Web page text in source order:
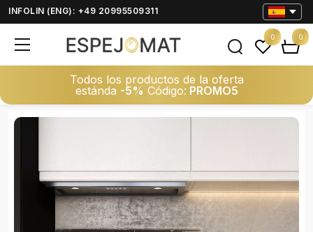
INFOLIN (ENG): +49 20995509311
Todos los productos de la oferta
estánda -5% Código: PROMO5
0 0